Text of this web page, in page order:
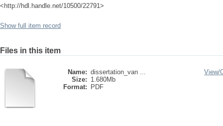
<http://hdl.handle.net/10500/22791>
Show full item record
Files in this item
Name: dissertation_van ...
Size: 1.680Mb
Format:
PDF
View/